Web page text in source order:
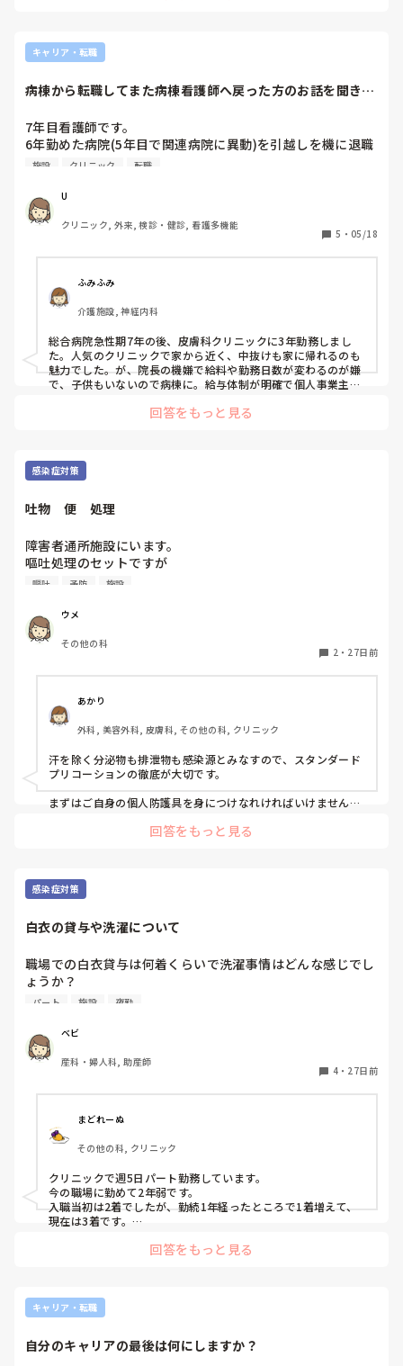
キャリア・転職
病棟から転職してまた病棟看護師へ戻った方のお話を聞きた
7年目看護師です。
6年勤めた病院(5年目で関連病院に異動)を引越しを機に退職
し、4月から検診センターに勤めていますが、
・週2、3回程度朝6時半出勤あり
・業務がルーティン
・看護師じゃなくてもできる業務が多い
という理由で早くも退職を検討しています。
病棟の業務が嫌で辞めたわけではなく、ゆくゆく子どもが欲
しいため日勤業務がいいと考えて転職しました。
しかし年間休日は実質かなり少なく、朝も早いため夜勤があ
る病棟業務とあまり大差ないように感じてしまいます。また
病棟業務の経験が長いこともあり、ルーティンワークに興味
を感じない、やりがいを見出せないのもあります。
最初は慣れない業務で慣れない環境で辛いだけだと思い、人
しまうか悩んでいます。
クリニックや検診センターへ転職して病棟看護師へ戻った方
がいましたらご意見、経験談など聞かせていただきたいで
す。よろしくお願いします。
施設 クリニック 転職
U
クリニック, 外来, 検診・健診, 看護多機能
5 ・ 05/18
ふみふみ
介護施設, 神経内科
総合病院急性期7年の後、皮膚科クリニックに3年勤務しまし
た。人気のクリニックで家から近く、中抜けも家に帰れるのも
魅力でした。が、院長の機嫌で給料や勤務日数が変わるのが嫌
で、子供もいないので病棟に。給与体制が明確で個人事業主よ
時には帰れず、子供のいる人が優先されるので希望の休みも諦
格やクセを理解してから外来に移ると、かなり働きやすいと思
回答をもっと見る
感染症対策
吐物　便　処理
障害者通所施設にいます。
嘔吐処理のセットですが
利用者さんの便失禁や、排尿失禁にも持っていって使いまし
色々入っていると
いきなり何を使っていいのかシュミレーションできなくて、
今日は便失禁を手袋をして拭き取り袋に入れアルコールペー
ガウンもせずにでした。利用者さんの尿や便を処理する上で
参考になるものはありますか？教えて頂きたく宜しくお願い
致します。
嘔吐 予防 施設
ウメ
その他の科
2 ・ 27日前
あかり
外科, 美容外科, 皮膚科, その他の科, クリニック
汗を除く分泌物も排泄物も感染源とみなすので、スタンダード
プリコーションの徹底が大切です。
まずはご自身の個人防護具を身につけなれければいけませんの
陰洗などが必要で排泄物が飛び散る可能性があればマスクかゴ
を参考に調べてもらえるといいかなと思います。
回答をもっと見る
感染症対策
白衣の貸与や洗濯について
職場での白衣貸与は何着くらいで洗濯事情はどんな感じでし
ょうか？
料で2着追加でした。洗濯は病院でした。今パートで働いて
いる産後施設では1着で、洗濯は自宅です。分娩施設ではな
いので、血液付着はないですが、乳児の排泄やミルクの吐き
す。
パート 施設 夜勤
ベビ
産科・婦人科, 助産師
4・ 27日前
まどれーぬ
その他の科, クリニック
クリニックで週5日パート勤務しています。
今の職場に勤めて2年弱です。
入職当初は2着でしたが、勤続1年経ったところで1着増えて、
現在は3着です。
スタッフのユニフォームの洗濯は、院内の洗濯機で決まった曜
せめて洗い替えにもう1着欲しいですね。
回答をもっと見る
キャリア・転職
自分のキャリアの最後は何にしますか？